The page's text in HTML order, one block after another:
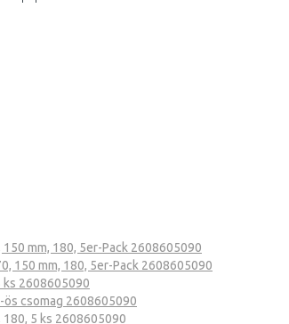
mm, 180, 5er-Pack 2608605090
150 mm, 180, 5er-Pack 2608605090
ks 2608605090
ös csomag 2608605090
180, 5 ks 2608605090